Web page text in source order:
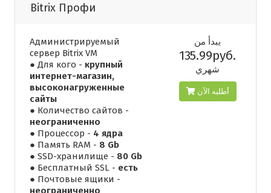
Bitrix Профи
Администрируемый
сервер Bitrix VM
● Для кого - крупный
интернет-магазин,
высоконагруженные
сайты
● Количество сайтов -
неограниченно
● Процессор - 4 ядра
● Память RAM - 8 Gb
● SSD-хранилище - 80 Gb
● Бесплатный SSL - есть
● Почтовые ящики -
неограниченно
يبدأ من
135.99руб.
شهري
أطلبه الآن